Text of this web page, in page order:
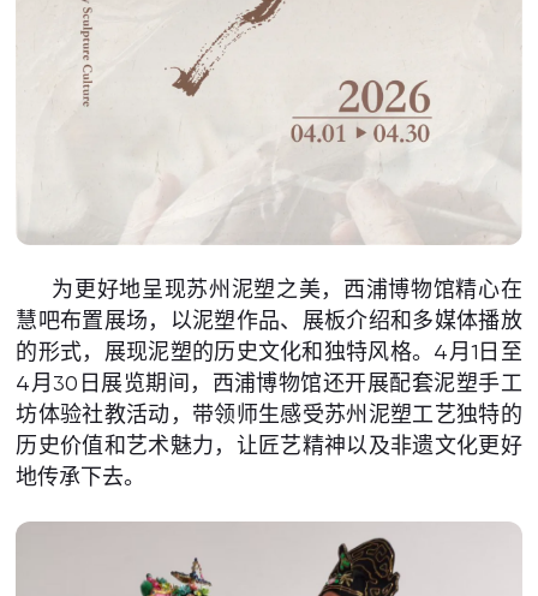
为更好地呈现苏州泥塑之美，西浦博物馆精心在
慧吧布置展场，以泥塑作品、展板介绍和多媒体播放
的形式，展现泥塑的历史文化和独特风格。4月1日至
4月30日展览期间，西浦博物馆还开展配套泥塑手工
坊体验社教活动，带领师生感受苏州泥塑工艺独特的
历史价值和艺术魅力，让匠艺精神以及非遗文化更好
地传承下去。